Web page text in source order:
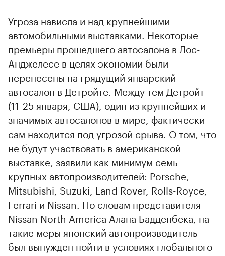
Угроза нависла и над крупнейшими
автомобильными выставками. Некоторые
премьеры прошедшего автосалона в Лос-
Анджелесе в целях экономии были
перенесены на грядущий январский
автосалон в Детройте. Между тем Детройт
(11-25 января, США), один из крупнейших и
значимых автосалонов в мире, фактически
сам находится под угрозой срыва. О том, что
не будут участвовать в американской
выставке, заявили как минимум семь
крупных автопроизводителей: Porsche,
Mitsubishi, Suzuki, Land Rover, Rolls-Royce,
Ferrari и Nissan. По словам представителя
Nissan North America Алана Бадденбека, на
такие меры японский автопроизводитель
был вынужден пойти в условиях глобального